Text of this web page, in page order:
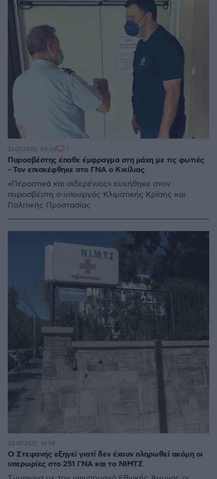
Πυροσβέστης έπαθε έμφραγμα στη μάχη με τις φωτιές
- Τον επισκέφθηκε στο ΓΝΑ ο Κικίλιας
«Περαστικά και σιδερένιος» ευχήθηκε στον
πυροσβέστη ο υπουργός Κλιματικής Κρίσης και
Πολιτικής Προστασίας
21.07.2023, 08:58 1
Ο Στεφανής εξηγεί γιατί δεν έχουν πληρωθεί ακόμη οι
υπερωρίες στο 251 ΓΝΑ και το ΝΙΜΤΣ
28.07.2021, 14:34